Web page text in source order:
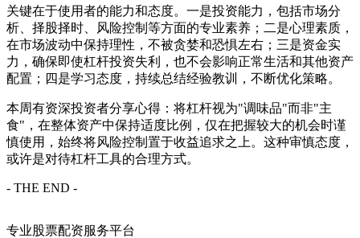
关键在于使用者的能力和态度。一是投资能力，包括市场分
析、择股择时、风险控制等方面的专业素养；二是心理素质，
在市场波动中保持理性，不被贪婪和恐惧左右；三是资金实
力，确保即使杠杆投资失利，也不会影响正常生活和其他资产
配置；四是学习态度，持续总结经验教训，不断优化策略。
本周有资深投资者分享心得：将杠杆视为"调味品"而非"主
食"，在整体资产中保持适度比例，仅在把握较大的机会时谨
慎使用，始终将风险控制置于收益追求之上。这种审慎态度，
或许是对待杠杆工具的合理方式。
- THE END -
专业股票配资服务平台